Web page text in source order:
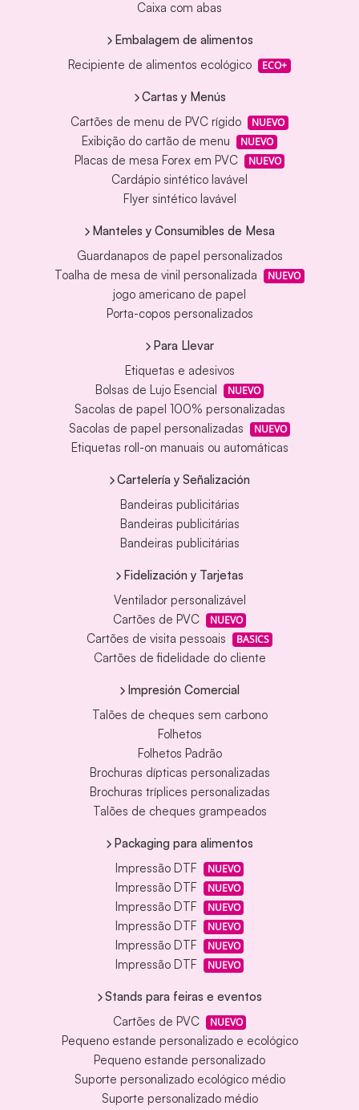
Caixa com abas
Embalagem de alimentos
Recipiente de alimentos ecológico
ECO+
Cartas y Menús
Cartões de menu de PVC rígido
NUEVO
Exibição do cartão de menu NUEVO
Placas de mesa Forex em PVC NUEVO
Cardápio sintético lavável
Flyer sintético lavável
Manteles y Consumibles de Mesa
Guardanapos de papel personalizados
Toalha de mesa de vinil personalizada
NUEVO
jogo americano de papel
Porta-copos personalizados
Para Llevar
Etiquetas e adesivos
Bolsas de Lujo Esencial
NUEVO
Sacolas de papel 100% personalizadas
Sacolas de papel personalizadas
NUEVO
Etiquetas roll-on manuais ou automáticas
Cartelería y Señalización
Bandeiras publicitárias
Bandeiras publicitárias
Bandeiras publicitárias
Fidelización y Tarjetas
Ventilador personalizável
Cartões de PVC
NUEVO
Cartões de visita pessoais BASICS
Cartões de fidelidade do cliente
Impresión Comercial
Talões de cheques sem carbono
Folhetos
Folhetos Padrão
Brochuras dípticas personalizadas
Brochuras tríplices personalizadas
Talões de cheques grampeados
Packaging para alimentos
Impressão DTF
NUEVO
Impressão DTF NUEVO
Impressão DTF NUEVO
Impressão DTF NUEVO
Impressão DTF NUEVO
Impressão DTF NUEVO
Stands para feiras e eventos
Cartões de PVC
NUEVO
Pequeno estande personalizado e ecológico
Pequeno estande personalizado
Suporte personalizado ecológico médio
Suporte personalizado médio